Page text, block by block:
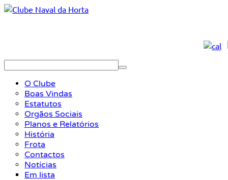
O Clube
Boas Vindas
Estatutos
Orgãos Sociais
Planos e Relatórios
História
Frota
Contactos
Notícias
Em lista